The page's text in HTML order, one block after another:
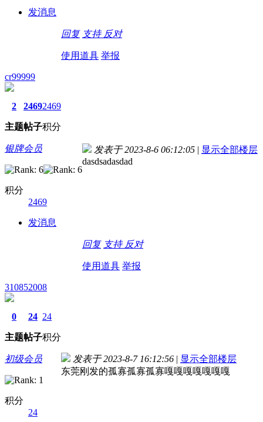
发消息
回复 支持 反对
使用道具 举报
cr99999
2
主题
2469
帖子
2469
积分
银牌会员
积分
2469
发消息
发表于 2023-8-6 06:12:05 | 显示全部楼层
dasdsadasdad
回复 支持 反对
使用道具 举报
310852008
0
主题
24
帖子
24
积分
初级会员
积分
24
发表于 2023-8-7 16:12:56 | 显示全部楼层
东莞刚发的孤寡孤寡孤寡嘎嘎嘎嘎嘎嘎嘎